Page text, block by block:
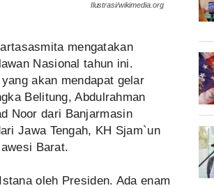
Ilustrasi/wikimedia.org
mengatakan
Nasional tahun ini.
akan mendapat gelar
Belitung, Abdulrahman
Noor dari Banjarmasin
Jawa Tengah, KH Sjam`un
Barat.
oleh Presiden. Ada enam